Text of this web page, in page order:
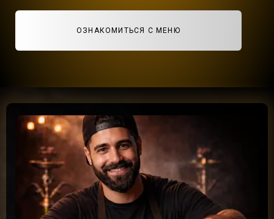
ОЗНАКОМИТЬСЯ С МЕНЮ